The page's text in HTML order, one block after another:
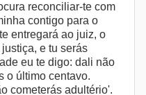
reconciliar-te com
contigo para o
entregará ao juiz, o
e tu serás
eu te digo: dali não
o último centavo.
cometerás adultério'.